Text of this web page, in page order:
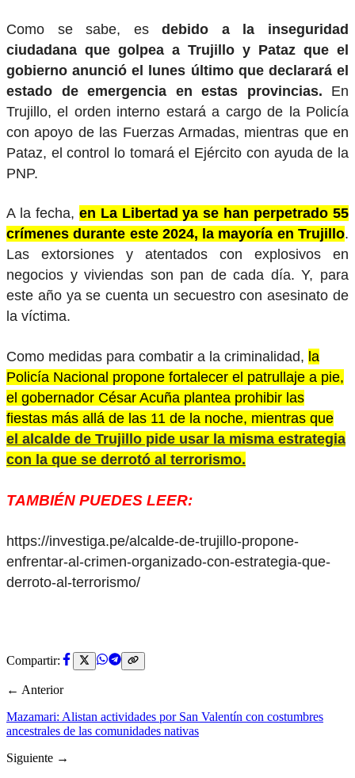
Como se sabe, esdebido a la inseguridad
ciudadana que golpea a Trujillo y Pataz que el
gobierno anunció el lunes último que declarará el
estado de emergencia en estas provincias. En
Trujillo, el orden interno estará a cargo de la Policía
con apoyo de las Fuerzas Armadas, mientras que en
Pataz, el control lo tomará el Ejército con ayuda de la
PNP.
A la fecha, en La Libertad ya se han perpetrado 55
crímenes durante este 2024, la mayoría en Trujillo.
Las extorsiones y atentados con explosivos en
negocios y viviendas son pan de cada día. Y, para
este año ya se cuenta un secuestro con asesinato de
la víctima.
Como medidas para combatir a la criminalidad, la
Policía Nacional propone fortalecer el patrullaje a pie,
el gobernador César Acuña plantea prohibir las
fiestas más allá de las 11 de la noche, mientras que
el alcalde de Trujillo pide usar la misma estrategia
con la que se derrotó al terrorismo.
TAMBIÉN PUEDES LEER:
https://investiga.pe/alcalde-de-trujillo-propone-
enfrentar-al-crimen-organizado-con-estrategia-que-
derroto-al-terrorismo/
Compartir:
← Anterior
Mazamari: Alistan actividades por San Valentín con costumbres
ancestrales de las comunidades nativas
Siguiente →